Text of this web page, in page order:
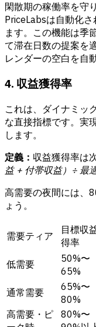
閑散期の稼働率を守
PriceLabsは自動化さ
ます。この機能は
て滞在日数の提案を
レンダーの空白を自
4. 収益獲得率
これは、ダイナミッ
な直接指標です。実
します。
定義： 収益獲得率は
益 + 付帯収益）÷ 最
高需要の夜間には、
ょう。
需要ティア
目標収
得率
低需要
50%〜
65%
通常需要
65%〜
80%
高需要・ピ
80%〜